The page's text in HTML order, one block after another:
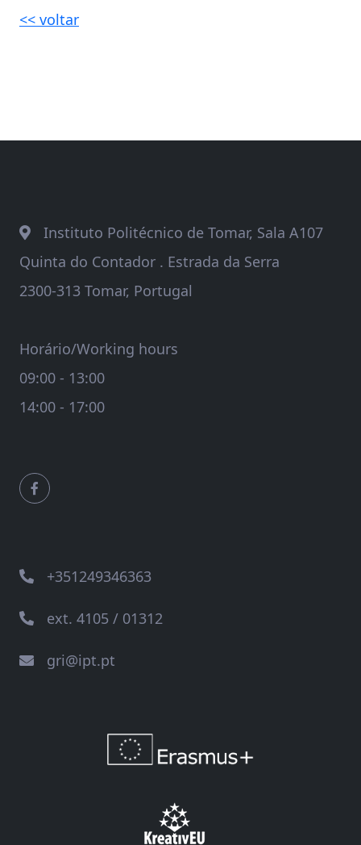
<< voltar
Instituto Politécnico de Tomar, Sala A107
Quinta do Contador . Estrada da Serra
2300-313 Tomar, Portugal
Horário/Working hours
09:00 - 13:00
14:00 - 17:00
+351249346363
ext. 4105 / 01312
gri@ipt.pt